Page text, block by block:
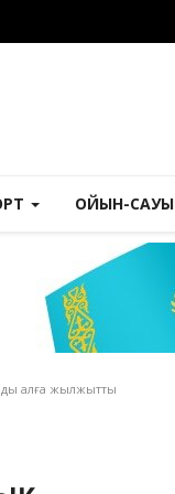
ОЙЫН-САУЫҚ
алға жылжытты